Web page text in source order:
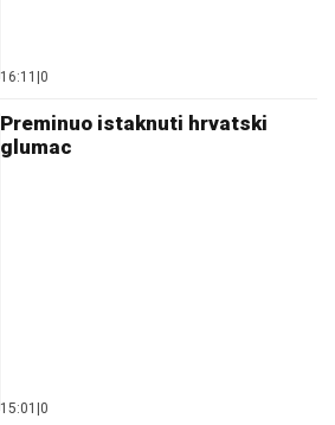
16:11 0
Preminuo istaknuti hrvatski
glumac
15:01 0